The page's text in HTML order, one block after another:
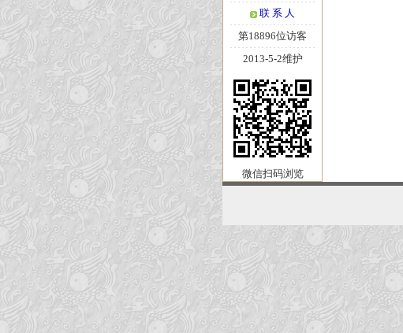
联 系 人
第18896位访客
2013-5-2维护
微信扫码浏览